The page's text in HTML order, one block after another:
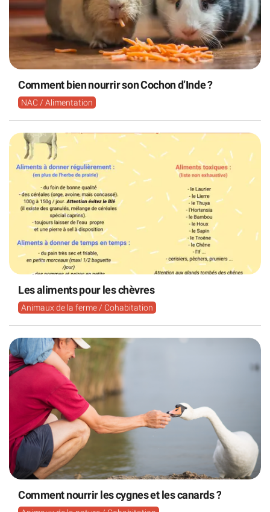
Comment bien nourrir son Cochon d’Inde ?
NAC / Alimentation
Les aliments pour les chèvres
Animaux de la ferme / Cohabitation
Comment nourrir les cygnes et les canards ?